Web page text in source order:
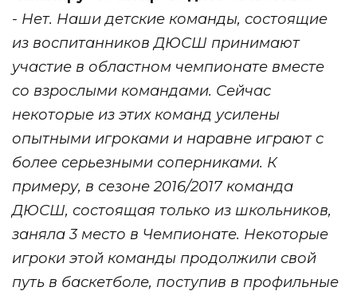
- Нет. Наши детские команды, состоящие
из воспитанников ДЮСШ принимают
участие в областном чемпионате вместе
со взрослыми командами. Сейчас
некоторые из этих команд усилены
опытными игроками и наравне играют с
более серьезными соперниками. К
примеру, в сезоне 2016/2017 команда
ДЮСШ, состоящая только из школьников,
заняла 3 место в Чемпионате. Некоторые
игроки этой команды продолжили свой
путь в баскетболе, поступив в профильные